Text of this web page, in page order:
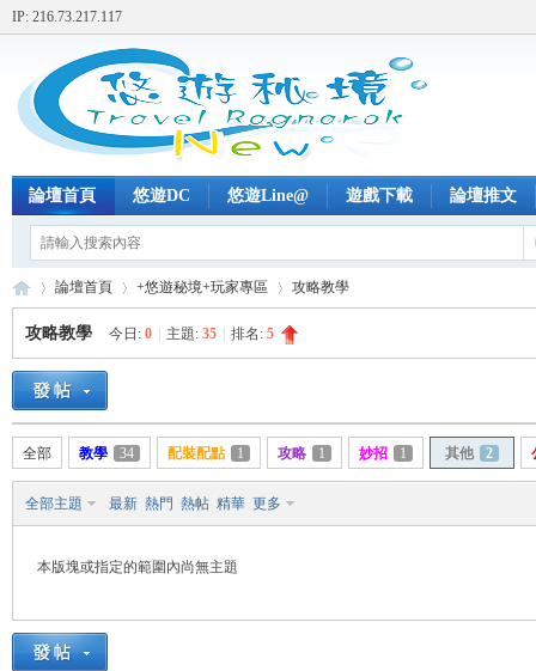
IP: 216.73.217.117
論壇首頁 悠遊DC 悠遊Line@ 遊戲下載 論壇推文
悠
»
論壇首頁 +悠遊秘境+玩家專區 攻略教學
攻略教學 今日: 0 主題: 35 排名: 5
全部 教學 34 配裝配點 1 攻略 1 妙招 1 其他 2
全部主題 最新 熱門 熱帖 精華 更多
本版塊或指定的範圍內尚無主題